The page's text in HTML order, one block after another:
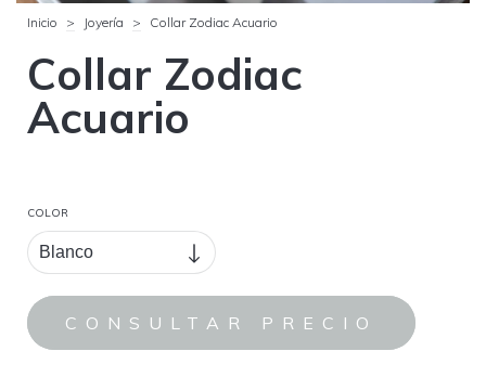
Inicio > Joyería > Collar Zodiac Acuario
Collar Zodiac
Acuario
COLOR